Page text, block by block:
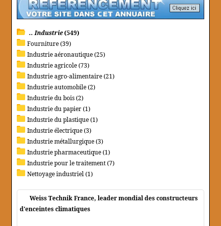
.. Industrie(549)
Fourniture (39)
Industrie aéronautique (25)
Industrie agricole (73)
Industrie agro-alimentaire (21)
Industrie automobile (2)
Industrie du bois (2)
Industrie du papier (1)
Industrie du plastique (1)
Industrie électrique (3)
Industrie métallurgique (3)
Industrie pharmaceutique (1)
Industrie pour le traitement (7)
Nettoyage industriel (1)
Weiss Technik France, leader mondial des constructeurs
d'enceintes climatiques